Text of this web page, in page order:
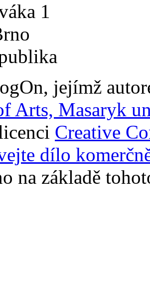
1
, jejímž
Arts, Masaryk
Creative
dílo
na základě